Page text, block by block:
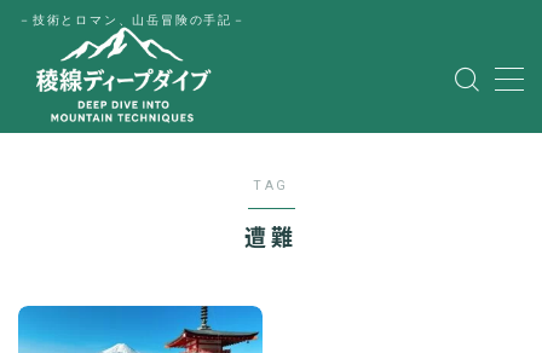
－技術とロマン、山岳冒険の手記－
MENU
TAG
遭難